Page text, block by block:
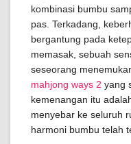
kombinasi bumbu
pas. Terkadang,
bergantung pada
memasak, sebuah
seseorang
mahjong ways 2 yang
kemenangan itu
menyebar ke seluruh
harmoni bumbu telah